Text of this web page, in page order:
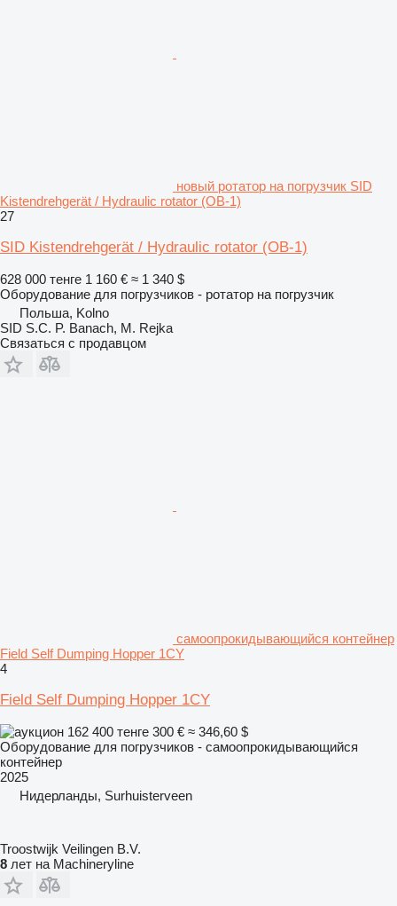
новый ротатор на погрузчик SID
Kistendrehgerät / Hydraulic rotator (OB-1)
27
SID Kistendrehgerät / Hydraulic rotator (OB-1)
628 000 тенге 1 160 € ≈ 1 340 $
Оборудование для погрузчиков - ротатор на погрузчик
Польша, Kolno
SID S.C. P. Banach, M. Rejka
Связаться с продавцом
самоопрокидывающийся контейнер
Field Self Dumping Hopper 1CY
4
Field Self Dumping Hopper 1CY
162 400 тенге 300 € ≈ 346,60 $
Оборудование для погрузчиков - самоопрокидывающийся
контейнер
2025
Нидерланды, Surhuisterveen
Troostwijk Veilingen B.V.
8 лет на Machineryline